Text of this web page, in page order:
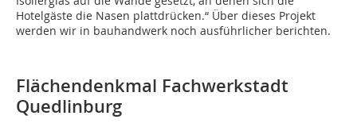
Hotelgäste die Nasen plattdrücken.“ Über dieses Projekt
werden wir in bauhandwerk noch ausführlicher berichten.
Flächendenkmal Fachwerkstadt
Quedlinburg